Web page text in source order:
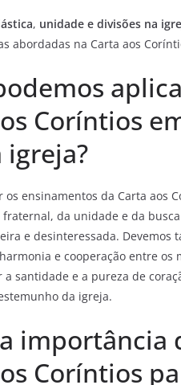
, unidade e divisões na
abordadas na Carta aos
Coríntios
os ensinamentos da Carta aos
da unidade e da
e desinteressada. Devemos
e cooperação entre os
a santidade e a pureza de
da igreja.
importância
Coríntios